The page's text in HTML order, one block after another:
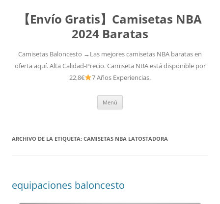
【Envío Gratis】Camisetas NBA
2024 Baratas
Camisetas Baloncesto →Las mejores camisetas NBA baratas en
oferta aquí. Alta Calidad-Precio. Camiseta NBA está disponible por
22,8€
7 Años Experiencias.
Menú
ARCHIVO DE LA ETIQUETA: CAMISETAS NBA LATOSTADORA
equipaciones baloncesto